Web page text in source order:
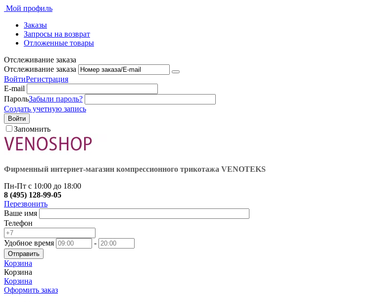
Мой профиль
Заказы
Запросы на возврат
Отложенные товары
Отслеживание заказа
Отслеживание заказа
ВойтиРегистрация
E-mail
ПарольЗабыли пароль?
Создать учетную запись
Войти
Запомнить
Фирменный интернет-магазин компрессионного трикотажа VENOTEKS
Пн-Пт с 10:00 до 18:00
8 (495) 128-99-05
Перезвонить
Ваше имя
Телефон
Удобное время -
Отправить
Корзина
Корзина
Корзина
Оформить заказ